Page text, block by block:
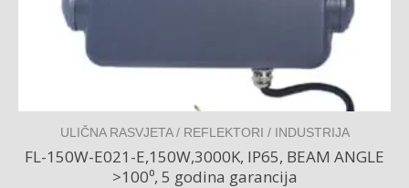
ULIČNA RASVJETA / REFLEKTORI / INDUSTRIJA
FL-150W-E021-E,150W,3000K, IP65, BEAM ANGLE
>100⁰, 5 godina garancija